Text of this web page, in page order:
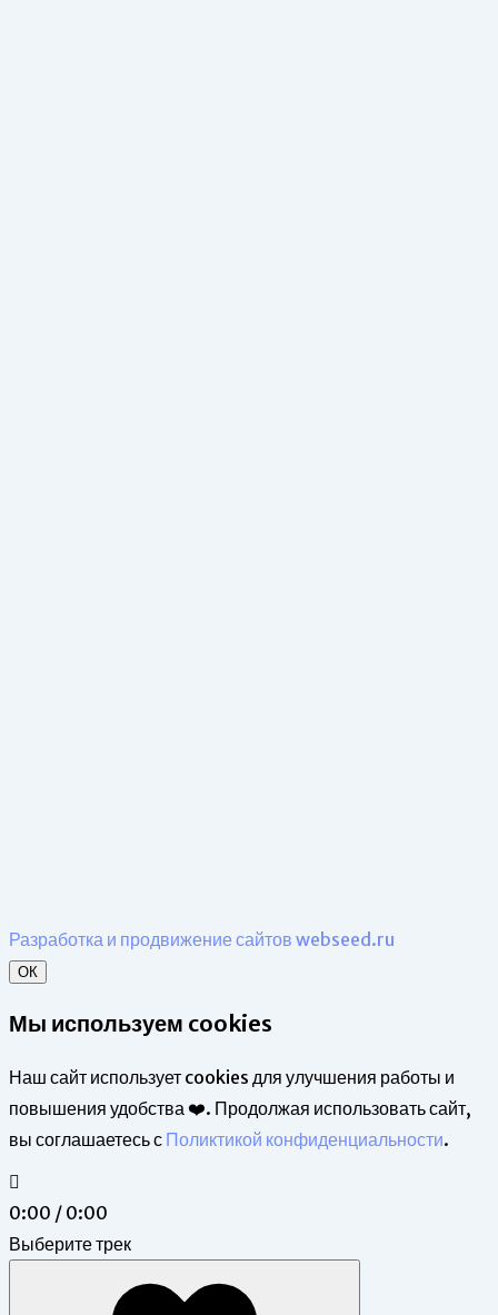
Разработка и продвижение сайтов webseed.ru
ОК
Мы используем cookies
Наш сайт использует cookies для улучшения работы и
повышения удобства ❤️. Продолжая использовать сайт,
вы соглашаетесь с Поликтикой конфиденциальности.
0:00 / 0:00
Выберите трек